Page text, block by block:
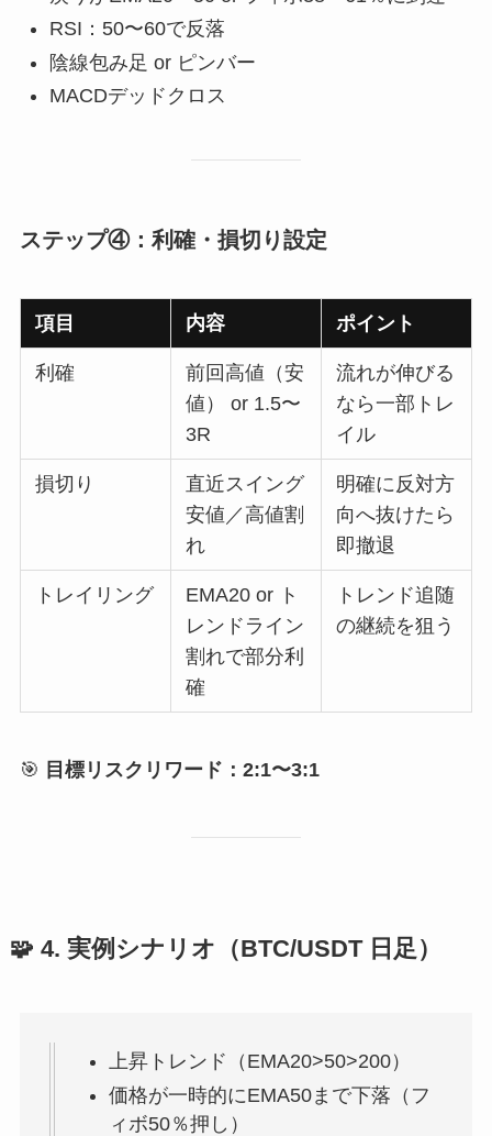
RSI：50〜60で反落
陰線包み足 or ピンバー
MACDデッドクロス
ステップ④：利確・損切り設定
項目 内容 ポイント
利確
前回高値（安
値） or 1.5〜
3R
流れが伸びる
なら一部トレ
イル
損切り
直近スイング
安値／高値割
れ
明確に反対方
向へ抜けたら
即撤退
トレイリング
EMA20 or ト
レンドライン
割れで部分利
確
トレンド追随
の継続を狙う
🎯 目標リスクリワード：2:1〜3:1
🧩 4. 実例シナリオ（BTC/USDT 日足）
上昇トレンド（EMA20>50>200）
価格が一時的にEMA50まで下落（フ
ィボ50％押し）